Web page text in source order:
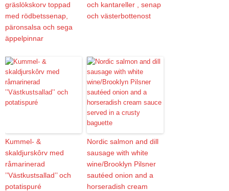
gräslökskorv toppad
med rödbetssenap,
päronsalsa och sega
äppelpinnar
och kantareller , senap
och västerbottenost
Kummel- &
skaldjurskôrv med
råmarinerad
’’Västkustsallad’’ och
potatispuré
Nordic salmon and dill
sausage with white
wine/Brooklyn Pilsner
sautéed onion and a
horseradish cream